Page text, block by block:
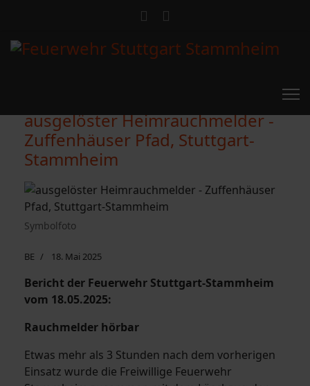
Symbolfoto
ausgelöster Heimrauchmelder -
Zuffenhäuser Pfad, Stuttgart-
Stammheim
BE 18. Mai 2025
Bericht der Feuerwehr Stuttgart-Stammheim
vom 18.05.2025:
Rauchmelder hörbar
Etwas mehr als 3 Stunden nach dem vorherigen
Einsatz wurde die Freiwillige Feuerwehr